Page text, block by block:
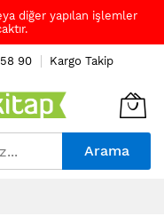
diğer yapılan işlemler
90 Kargo Takip
Arama